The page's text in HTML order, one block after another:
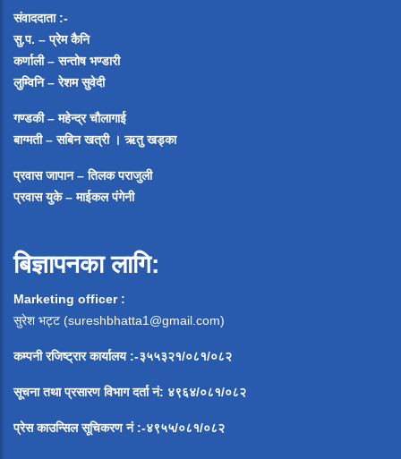
संवाददाता :-
सु.प. – प्रेम कैनि
कर्णाली – सन्तोष भण्डारी
लुम्विनि – रेशम सुवेदी
गण्डकी – महेन्द्र चौलागाई
बाग्मती – सबिन खत्री ।ऋतु खड्का
प्रवास जापान – तिलक पराजुली
प्रवास युके – माईकल पंगेनी
बिज्ञापनका लागि:
Marketing officer :
सुरेश भट्ट (sureshbhatta1@gmail.com)
कम्पनी रजिष्ट्रार कार्यालय :-३५५३२१/०८१/०८२
सूचना तथा प्रसारण विभाग दर्ता नं: ४९६४/०८१/०८२
प्रेस काउन्सिल सूचिकरण नं:-४९५५/०८१/०८२